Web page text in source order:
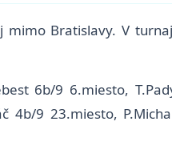
Bratislavy. V
6b/9 6.miesto,
4b/9 23.miesto,